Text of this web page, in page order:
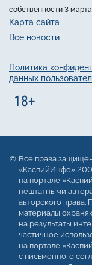
собственности 3
Карта сайта
Все новости
Политика
данных
Все права
«КаспийИнфо»
на портале
нештатными
авторского
материалы
на результаты
частичное
на портале
с письменного